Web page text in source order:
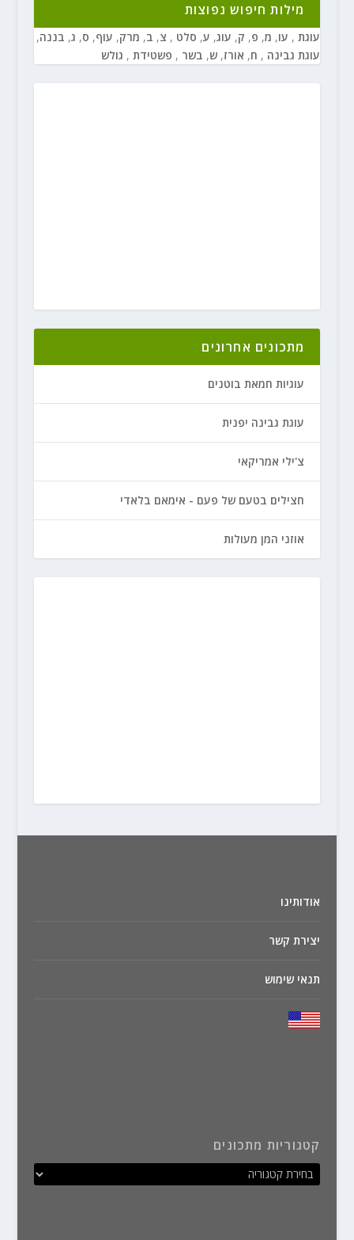
מילות חיפוש נפוצות
עוגת , עו, מ, פ, ק, עוג, ע, סלט , צ, ב, מרק, עוף, ס, ג, בננה,
עוגת גבינה , ח, אורז, ש, בשר , פשטידת , גולש
מתכונים אחרונים
עוגיות חמאת בוטנים
עוגת גבינה יפנית
צ'ילי אמריקאי
חצילים בטעם של פעם - אימאם בלאדי
אוזני המן מעולות
אודותינו
יצירת קשר
תנאי שימוש
קטגוריות מתכונים